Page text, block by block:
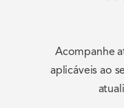
Acompanhe
aplicáveis ao